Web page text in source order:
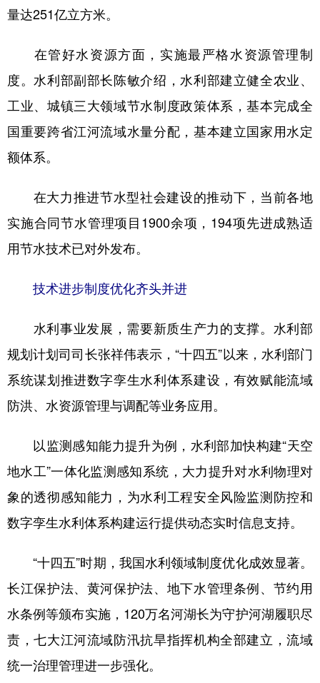
量达251亿立方米。
在管好水资源方面，实施最严格水资源管理制
度。水利部副部长陈敏介绍，水利部建立健全农业、
工业、城镇三大领域节水制度政策体系，基本完成全
国重要跨省江河流域水量分配，基本建立国家用水定
额体系。
在大力推进节水型社会建设的推动下，当前各地
实施合同节水管理项目1900余项，194项先进成熟适
用节水技术已对外发布。
技术进步制度优化齐头并进
水利事业发展，需要新质生产力的支撑。水利部
规划计划司司长张祥伟表示，“十四五”以来，水利部门
系统谋划推进数字孪生水利体系建设，有效赋能流域
防洪、水资源管理与调配等业务应用。
以监测感知能力提升为例，水利部加快构建“天空
地水工”一体化监测感知系统，大力提升对水利物理对
象的透彻感知能力，为水利工程安全风险监测防控和
数字孪生水利体系构建运行提供动态实时信息支持。
“十四五”时期，我国水利领域制度优化成效显著。
长江保护法、黄河保护法、地下水管理条例、节约用
水条例等颁布实施，120万名河湖长为守护河湖履职尽
责，七大江河流域防汛抗旱指挥机构全部建立，流域
统一治理管理进一步强化。